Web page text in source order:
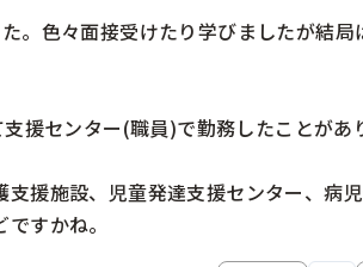
。色々面接受けたり学びましたが結局
援センター(職員)で勤務したことがあ
援施設、児童発達支援センター、病
すかね。